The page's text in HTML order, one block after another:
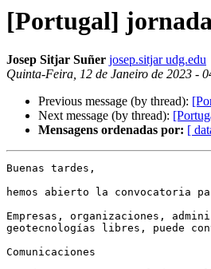
[Portugal]
Josep Sitjar Suñer josep.sitjar udg.edu
Quinta-Feira, 12 de Janeiro de 2023 -
Previous message (by thread):
Next message (by thread):
Mensagens ordenadas por: [
Buenas tardes,
hemos abierto la convocatoria
Empresas, organizaciones,
geotecnologías libres, puede
Comunicaciones